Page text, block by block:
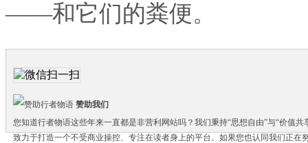
——和它们的粪便。
赞助我们
您知道行者物语这些年来一直都是非营利网站吗？我们秉持“思想自由”与“价值共
致力于打造一个不受商业操控、专注在读者身上的平台。如果您也认同我们正在